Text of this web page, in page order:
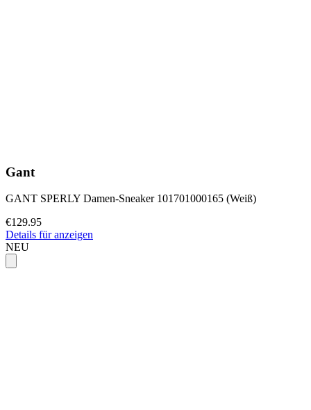
Gant
GANT SPERLY Damen-Sneaker 101701000165 (Weiß)
€129.95
Details für anzeigen
NEU